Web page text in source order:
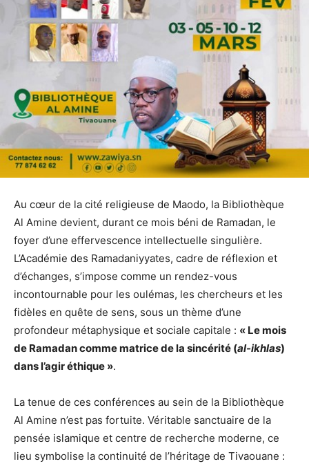
Au cœur de la cité religieuse de Maodo, la Bibliothèque
Al Amine devient, durant ce mois béni de Ramadan, le
foyer d’une effervescence intellectuelle singulière.
L’Académie des Ramadaniyyates, cadre de réflexion et
d’échanges, s’impose comme un rendez-vous
incontournable pour les oulémas, les chercheurs et les
fidèles en quête de sens, sous un thème d’une
profondeur métaphysique et sociale capitale : « Le mois
de Ramadan comme matrice de la sincérité (al-ikhlas)
dans l’agir éthique ».
La tenue de ces conférences au sein de la Bibliothèque
Al Amine n’est pas fortuite. Véritable sanctuaire de la
pensée islamique et centre de recherche moderne, ce
lieu symbolise la continuité de l’héritage de Tivaouane :